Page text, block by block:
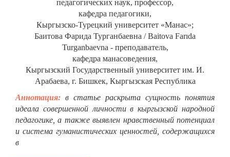
педагогических наук, профессор,
кафедра педагогики,
Кыргызско-Турецкий университет «Манас»;
Баитова Фарида Турганбаевна / Baitova Farıda
Turganbaevna - преподаватель,
кафедра манасоведения,
Кыргызский Государственный университет им. И.
Арабаева, г. Бишкек, Кыргызская Республика
Аннотация: в статье раскрыта сущность понятия
идеала совершенной личности в кыргызской народной
педагогике, а также выявлен нравственный потенциал
и система гуманистических ценностей, содержащихся
в